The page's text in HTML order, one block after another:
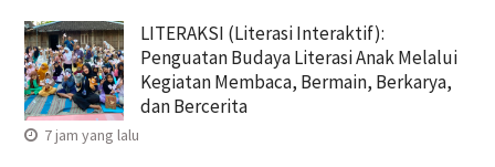
LITERAKSI (Literasi Interaktif):
Penguatan Budaya Literasi Anak Melalui
Kegiatan Membaca, Bermain, Berkarya,
dan Bercerita
7 jam yang lalu